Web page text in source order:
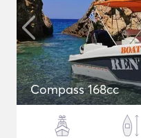
Compass 168cc